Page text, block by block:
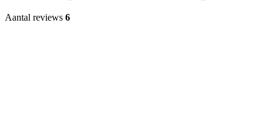
Aantal reviews 6